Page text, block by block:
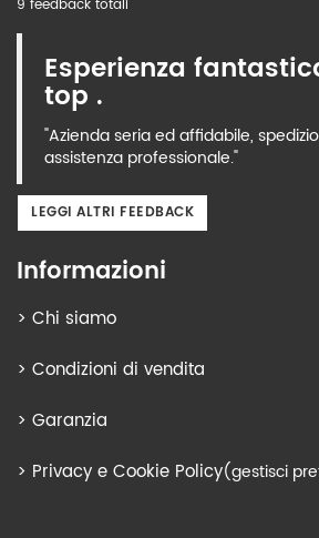
9 feedback totali
Esperienza
top .
"Azienda seria ed affidabile,
assistenza professionale."
LEGGI ALTRI FEEDBACK
Informazioni
> Chi siamo
> Condizioni di vendita
> Garanzia
> Privacy e Cookie Policy(gestisci